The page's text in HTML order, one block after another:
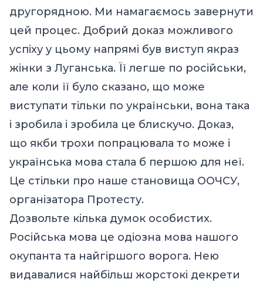
другорядною. Ми намагаємось завернути
цей процес. Добрий доказ можливого
успіху у цьому напрямі був виступ якраз
жінки з Луганська. Її легше по російськи,
але коли її було сказано, що може
виступати тільки по українськи, вона така
і зробила і зробила це блискучо. Доказ,
що якби трохи попрацювала то може і
українська мова стала б першою для неї.
Це стільки про наше становища ООЧСУ,
організатора Протесту.
Дозвольте кілька думок особистих.
Російська мова це одіозна мова нашого
окупанта та найгіршого ворога. Нею
видавалися найбільш жорстокі декрети